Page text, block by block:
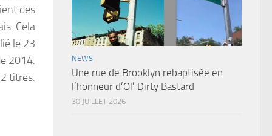
des
Cela
le 23
2014.
titres.
NEWS
Une rue de Brooklyn rebaptisée en
l’honneur d’Ol’ Dirty Bastard
30 JUILLET 2026